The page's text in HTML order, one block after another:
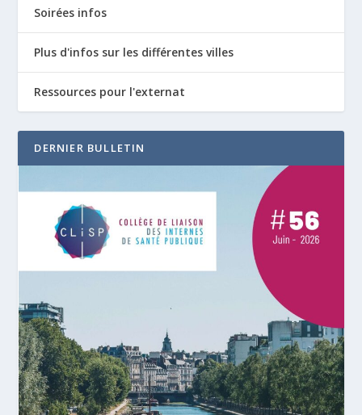
Soirées infos
Plus d'infos sur les différentes villes
Ressources pour l'externat
DERNIER BULLETIN